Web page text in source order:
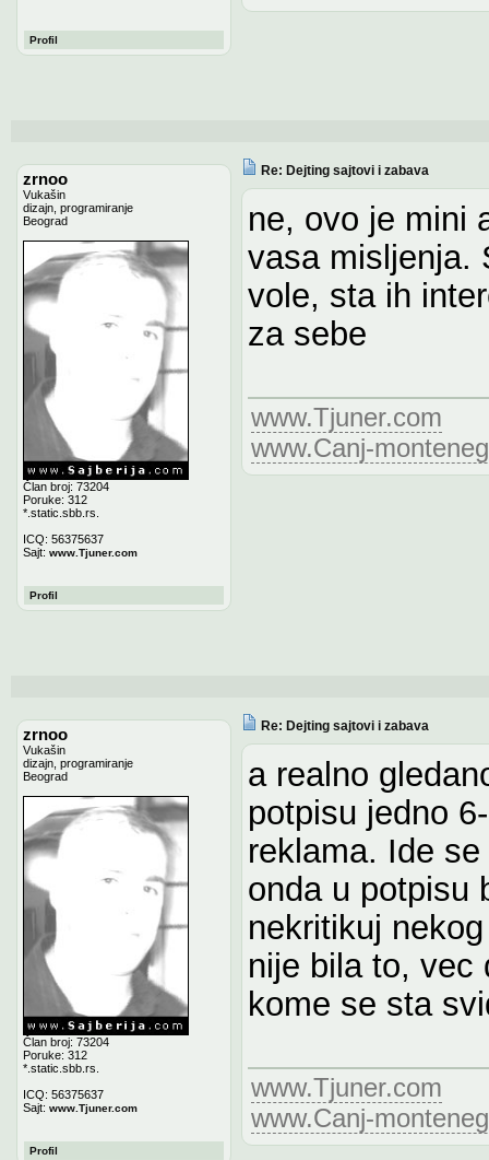
Profil
zrnoo
Vukašin
dizajn, programiranje
Beograd
Član broj: 73204
Poruke: 312
*.static.sbb.rs.
ICQ: 56375637
Sajt: www.Tjuner.com
Profil
Re: Dejting sajtovi i zabava
ne, ovo je mini
vasa misljenja.
vole, sta ih
za sebe
www.Tjuner.com
www.Canj-
zrnoo
Vukašin
dizajn, programiranje
Beograd
Član broj: 73204
Poruke: 312
*.static.sbb.rs.
ICQ: 56375637
Sajt: www.Tjuner.com
Profil
Re: Dejting sajtovi i zabava
a realno
potpisu jedno
reklama. Ide
onda u potpisu
nekritikuj
nije bila to, vec
kome se sta
www.Tjuner.com
www.Canj-